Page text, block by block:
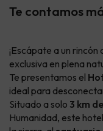
Te contamos
¡Escápate a un
exclusiva en plena
Te presentamos el
ideal para
Situado a solo 3 km
Humanidad, este